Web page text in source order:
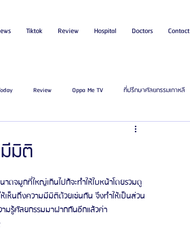
Tiktok Review Hospital Doctors Contact
Review Oppa Me TV ที่ปรึกษาศัลยกรรมเกาหลี
ศัลยแพทย์ ประเทศเกาหลี
บาลศัลยกรรมรูบี Certified Consultant
มิติ
จมูกที่ใหญ่เกินไปก้จะทำให้ใบหน้าโดยรวมดู
เห็นถึงความมีมิติด้วยเช่นกัน จึงทำให้เป็นส่วน
ามรู้ศัลยกรรมมาฝากกันอีกแล้วค่า